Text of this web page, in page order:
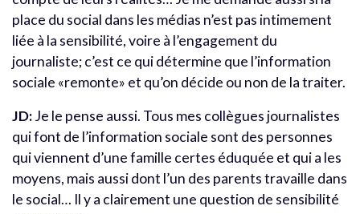
place du social dans les médias n’est pas intimement
liée à la sensibilité, voire à l’engagement du
journaliste; c’est ce qui détermine que l’information
sociale «remonte» et qu’on décide ou non de la traiter.
JD:Je le pense aussi. Tous mes collègues journalistes
qui font de l’information sociale sont des personnes
qui viennent d’une famille certes éduquée et qui a les
moyens, mais aussi dont l’un des parents travaille dans
le social… Il y a clairement une question de sensibilité